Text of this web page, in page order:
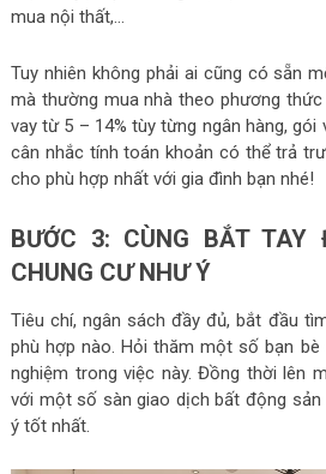
mua nội thất,…
Tuy nhiên không phải ai cũng có sẵn
mà thường mua nhà theo phương
vay từ 5 – 14% tùy từng ngân hàng, gói
cân nhắc tính toán khoản có thể trả
cho phù hợp nhất với gia đình bạn nhé!
BƯỚC 3: CÙNG BẮT
CHUNG CƯ NHƯ Ý
Tiêu chí, ngân sách đầy đủ, bắt đầu
phù hợp nào. Hỏi thăm một số bạn
nghiệm trong việc này. Đồng thời lên
với một số sàn giao dịch bất động
ý tốt nhất.